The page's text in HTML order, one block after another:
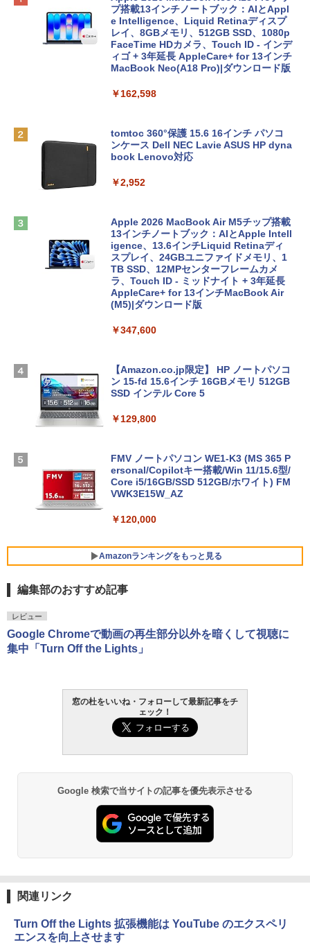
プ搭載13インチノートブック：AIとAppl
e Intelligence、Liquid Retinaディスプ
レイ、8GBメモリ、512GB SSD、1080p
FaceTime HDカメラ、Touch ID - インデ
ィゴ + 3年延長 AppleCare+ for 13インチ
MacBook Neo(A18 Pro)|ダウンロード版
￥162,598
tomtoc 360°保護 15.6 16インチ パソコ
ンケース Dell NEC Lavie ASUS HP dyna
book Lenovo対応
￥2,952
Apple 2026 MacBook Air M5チップ搭載
13インチノートブック：AIとApple Intell
igence、13.6インチLiquid Retinaディ
スプレイ、24GBユニファイドメモリ、1
TB SSD、12MPセンターフレームカメ
ラ、Touch ID - ミッドナイト + 3年延長
AppleCare+ for 13インチMacBook Air
(M5)|ダウンロード版
￥347,600
【Amazon.co.jp限定】 HP ノートパソコ
ン 15-fd 15.6インチ 16GBメモリ 512GB
SSD インテル Core 5
￥129,800
FMV ノートパソコン WE1-K3 (MS 365 P
ersonal/Copilotキー搭載/Win 11/15.6型/
Core i5/16GB/SSD 512GB/ホワイト) FM
VWK3E15W_AZ
￥120,000
Amazonランキングをもっと見る
インゲームコード】 ロブロックス | オン
ラインコード版
Robloxギフトカード - 2,000 Robux 【限
定バーチャルアイテムを含む】 【オンラ
インゲームコード】 ロブロックス | オン
￥3,200
Microsoft Office Home & Business 202
4(最新 永続版)|オンラインコード版|Wind
ows11、10/mac対応|PC2台
インゲームコード】 ロブロックス |オン
ラインコード版
￥1,766
AIイラスト表現辞典: 思い通りの絵を引き
出す プロンプトの言葉 AI画像生成シリー
ズ (はぴーイラストLabo)
ClaudeCode いちばんやさしい 教科書:
方 マニュアル AI副業にもコンテンツ作成
にもKindle出版にも！ 非エンジニアのた
めのAIコーディング入門シリーズ
￥99
ェクトリストと最新エミュレータ紹介
週間持続バッテリー、広告なし、ブラッ
ク
Amazon Kindle - 目に優しい、かさばら
ない、大きな画面で読みやすい、6週間持
続バッテリー、6インチディスプレイ電子
￥19,980
Kindle Paperwhite シグニチャーエディ
ション (32GB) 7インチディスプレイ、明
持続バッテリー、広告なし、メタリック
Amazon Kindle Colorsoft | 16GBストレ
編集部のおすすめ記事
レビュー
Google Chromeで動画の再生部分以外を暗くして視聴に
集中「Turn Off the Lights」
窓の杜をいいね・フォローして最新記事をチ
ェック！
Google 検索で当サイトの記事を優先表示させる
関連リンク
Turn Off the Lights 拡張機能は YouTube のエクスペリ
エンスを向上させます